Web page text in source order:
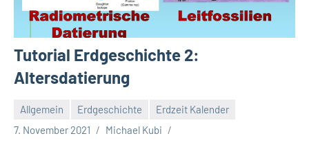
Tutorial Erdgeschichte 2:
Altersdatierung
Allgemein Erdgeschichte
Erdzeit Kalender
7. November 2021
Michael Kubi